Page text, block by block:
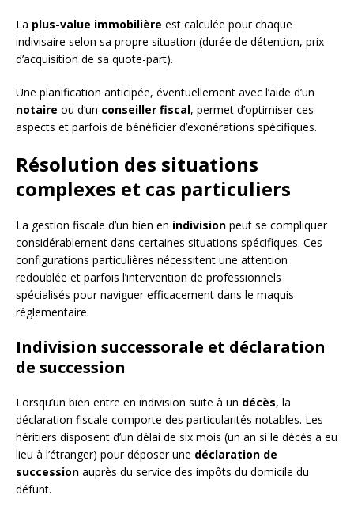
La plus-value immobilière est calculée pour chaque
indivisaire selon sa propre situation (durée de détention, prix
d’acquisition de sa quote-part).
Une planification anticipée, éventuellement avec l’aide d’un
notaire ou d’un conseiller fiscal, permet d’optimiser ces
aspects et parfois de bénéficier d’exonérations spécifiques.
Résolution des situations
complexes et cas particuliers
La gestion fiscale d’un bien en indivision peut se compliquer
considérablement dans certaines situations spécifiques. Ces
configurations particulières nécessitent une attention
redoublée et parfois l’intervention de professionnels
spécialisés pour naviguer efficacement dans le maquis
réglementaire.
Indivision successorale et déclaration
de succession
Lorsqu’un bien entre en indivision suite à un décès, la
déclaration fiscale comporte des particularités notables. Les
héritiers disposent d’un délai de six mois (un an si le décès a eu
lieu à l’étranger) pour déposer une déclaration de
succession auprès du service des impôts du domicile du
défunt.